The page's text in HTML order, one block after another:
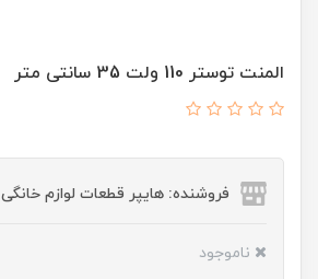
المنت توستر 110 ولت 35 سانتی متر
فروشنده: هایپر قطعات لوازم خانگی
ناموجود